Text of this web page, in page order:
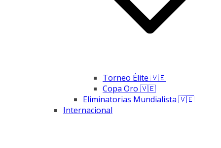
Torneo Élite 🇻🇪
Copa Oro 🇻🇪
Eliminatorias Mundialista 🇻🇪
Internacional